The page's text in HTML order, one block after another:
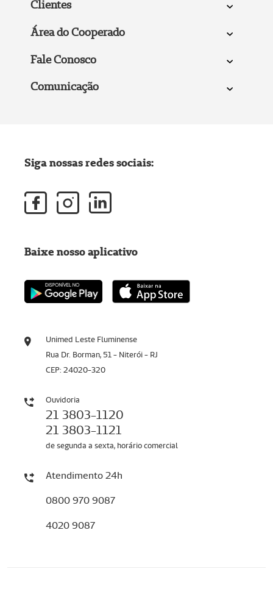
Clientes
Área do Cooperado
Fale Conosco
Comunicação
Unimed Leste Fluminense
Rua Dr. Borman, 51 - Niterói - RJ
CEP: 24020-320
Ouvidoria
21 3803-1120
21 3803-1121
de segunda a sexta, horário comercial
Atendimento 24h
0800 970 9087
4020 9087
Siga nossas redes sociais:
Baixe nosso aplicativo